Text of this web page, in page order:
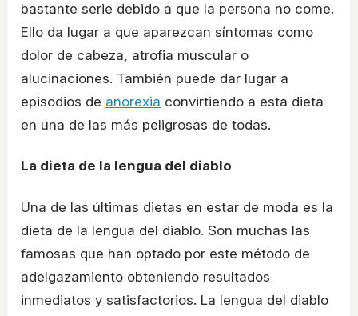
bastante serie debido a que la persona no come.
Ello da lugar a que aparezcan síntomas como
dolor de cabeza, atrofia muscular o
alucinaciones. También puede dar lugar a
episodios de anorexia convirtiendo a esta dieta
en una de las más peligrosas de todas.
La dieta de la lengua del diablo
Una de las últimas dietas en estar de moda es la
dieta de la lengua del diablo. Son muchas las
famosas que han optado por este método de
adelgazamiento obteniendo resultados
inmediatos y satisfactorios. La lengua del diablo